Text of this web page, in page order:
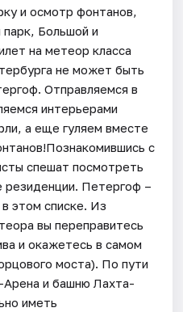
и осмотр фонтанов,
Большой и
на метеор класса
не может быть
Отправляемся в
интерьерами
а еще гуляем вместе
с
спешат посмотреть
резиденции. Петергоф –
этом списке. Из
вы переправитесь
и окажетесь в самом
моста). По пути
Арена и башню Лахта-
иметь